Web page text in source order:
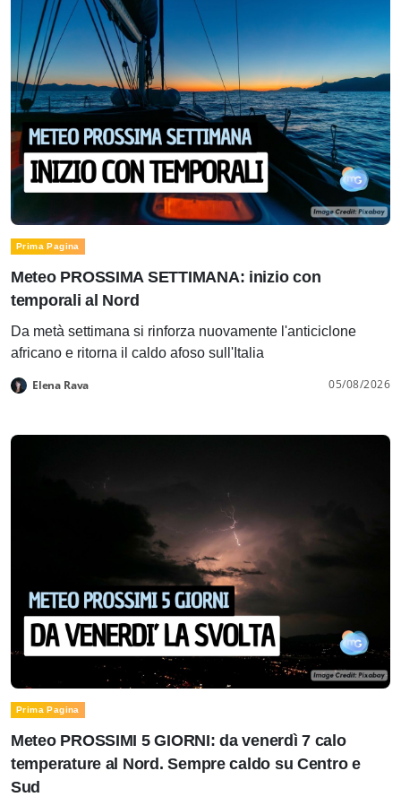
Prima Pagina
Meteo PROSSIMA SETTIMANA: inizio con
temporali al Nord
Da metà settimana si rinforza nuovamente l'anticiclone
africano e ritorna il caldo afoso sull'Italia
Elena Rava 05/08/2026
Prima Pagina
Meteo PROSSIMI 5 GIORNI: da venerdì 7 calo
temperature al Nord. Sempre caldo su Centro e
Sud